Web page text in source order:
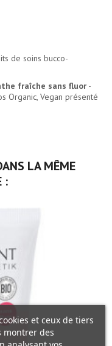
de soins bucco-
fraîche sans fluor -
Organic, Vegan présenté
LA MÊME
:
et ceux de tiers
montrer des